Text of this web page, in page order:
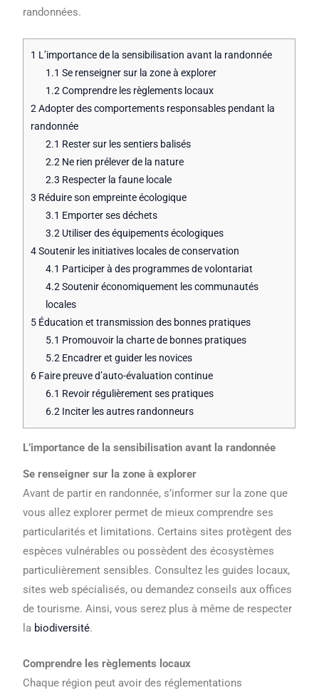
randonnées.
1 L’importance de la sensibilisation avant la randonnée
1.1 Se renseigner sur la zone à explorer
1.2 Comprendre les règlements locaux
2 Adopter des comportements responsables pendant la
randonnée
2.1 Rester sur les sentiers balisés
2.2 Ne rien prélever de la nature
2.3 Respecter la faune locale
3 Réduire son empreinte écologique
3.1 Emporter ses déchets
3.2 Utiliser des équipements écologiques
4Soutenir les initiatives locales de conservation
4.1 Participer à des programmes de volontariat
4.2 Soutenir économiquement les communautés
locales
5 Éducation et transmission des bonnes pratiques
5.1 Promouvoir la charte de bonnes pratiques
5.2 Encadrer et guider les novices
6 Faire preuve d’auto-évaluation continue
6.1 Revoir régulièrement ses pratiques
6.2 Inciter les autres randonneurs
L’importance de la sensibilisation avant la randonnée
Se renseigner sur la zone à explorer
Avant de partir en randonnée, s’informer sur la zone que
vous allez explorer permet de mieux comprendre ses
particularités et limitations. Certains sites protègent des
espèces vulnérables ou possèdent des écosystèmes
particulièrement sensibles. Consultez les guides locaux,
sites web spécialisés, ou demandez conseils aux offices
de tourisme. Ainsi, vous serez plus à même de respecter
la biodiversité.
Comprendre les règlements locaux
Chaque région peut avoir des réglementations